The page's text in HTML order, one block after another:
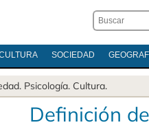
SOCIEDAD
. Psicología. Cultura.
Definición